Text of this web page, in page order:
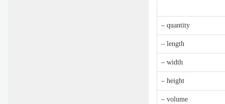
– quantity
– length
– width
– height
– volume